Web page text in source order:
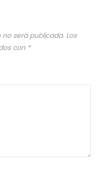
será publicada. Los
con *